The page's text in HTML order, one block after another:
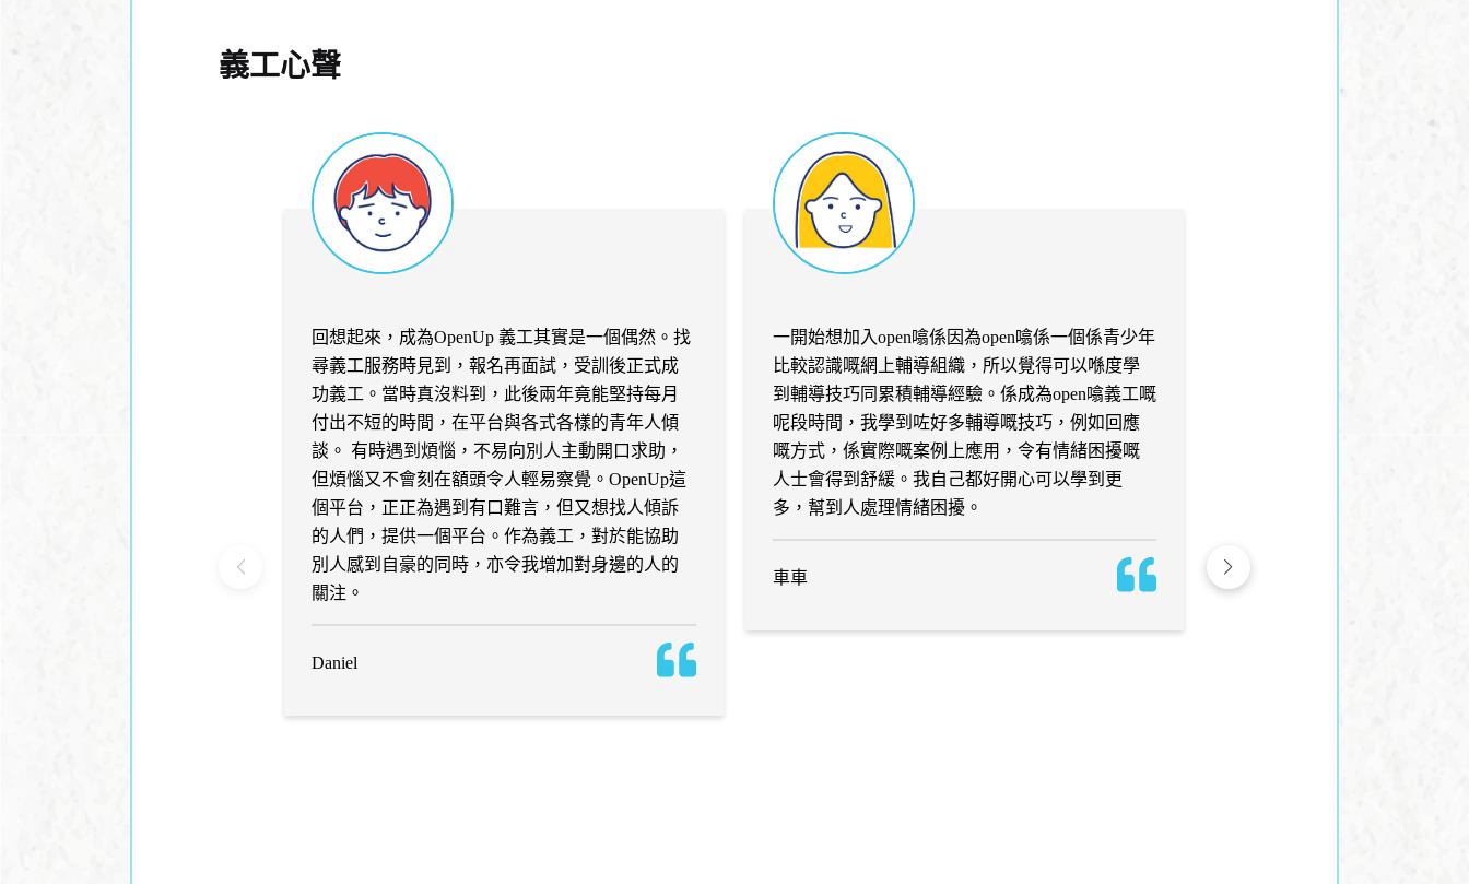
義工心聲
回想起來，成為OpenUp 義工其實是一個偶然。找
尋義工服務時見到，報名再面試，受訓後正式成
功義工。當時真沒料到，此後兩年竟能堅持每月
付出不短的時間，在平台與各式各樣的青年人傾
談。 有時遇到煩惱，不易向別人主動開口求助，
但煩惱又不會刻在額頭令人輕易察覺。OpenUp這
個平台，正正為遇到有口難言，但又想找人傾訴
的人們，提供一個平台。作為義工，對於能協助
別人感到自豪的同時，亦令我增加對身邊的人的
關注。
Daniel
一開始想加入open噏係因為open噏係一個係青少年
比較認識嘅網上輔導組織，所以覺得可以喺度學
到輔導技巧同累積輔導經驗。係成為open噏義工嘅
呢段時間，我學到咗好多輔導嘅技巧，例如回應
嘅方式，係實際嘅案例上應用，令有情緒困擾嘅
人士會得到舒緩。我自己都好開心可以學到更
多，幫到人處理情緒困擾。
車車
獲益良多。加上文職同事熱情